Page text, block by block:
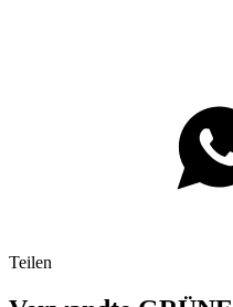
Teilen